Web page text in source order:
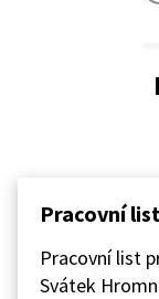
Pracovní
Pracovní list
Svátek